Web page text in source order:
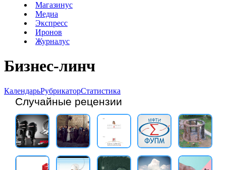
Магазинус
Медиа
Экспресс
Иронов
Журналус
Бизнес-линч
КалендарьРубрикаторСтатистика
Случайные рецензии